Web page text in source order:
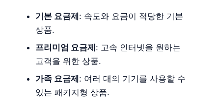
기본 요금제 : 속도와 요금이 적당한 기본
상품.
프리미엄 요금제 : 고속 인터넷을 원하는
고객을 위한 상품.
가족 요금제 : 여러 대의 기기를 사용할 수
있는 패키지형 상품.